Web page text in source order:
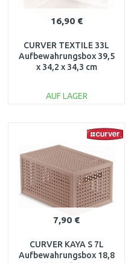
16,90 €
CURVER TEXTILE 33L
Aufbewahrungsbox 39,5
x 34,2 x 34,3 cm
AUF LAGER
Vergleichen
7,90 €
CURVER KAYA S 7L
Aufbewahrungsbox 18,8